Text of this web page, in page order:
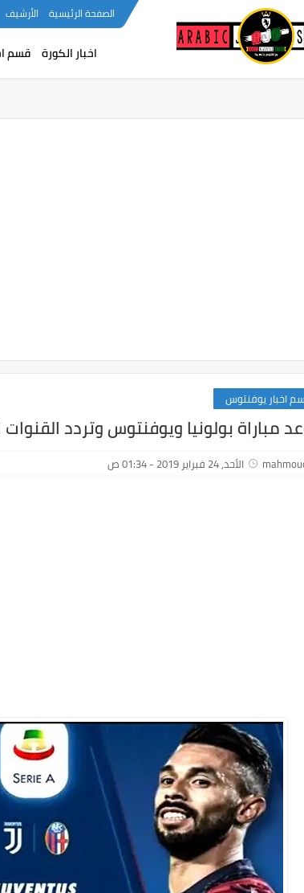
الصفحة الرئيسية الأرشيف
اخبار الكورة قسم
اخبار يوفنتوس
مباراة بولونيا ويوفنتوس وتردد
الأحد, 24 فبراير 2019 - 01:34 ص